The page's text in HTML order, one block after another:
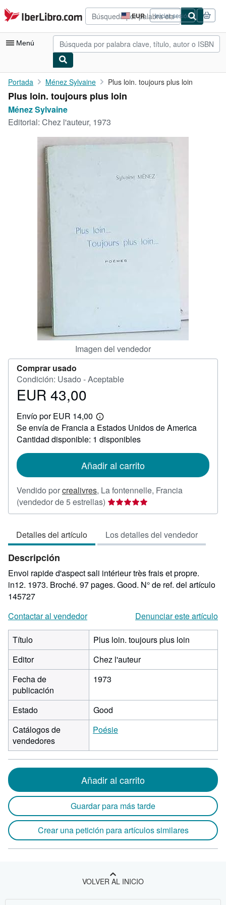
Pasar al contenido principal
IberLibro.com EUR
Preferencias
de
compra
del
Iniciar sesión
Menú
Mi cuenta
Consultar mis pedidos
Búsqueda avanzada
Libros antiguos
Arte y coleccionismo
Vendedores
Comenzar a vender
CERRAR
Portada Ménez Sylvaine Plus loin. toujours plus loin
Plus loin. toujours plus loin
Ménez Sylvaine
Editorial: Chez l'auteur, 1973
Imagen del vendedor
Comprar usado
Condición: Usado - Aceptable
Precio
43,00
EUR 43,00
Envío por EUR 14,00
Más
información
sobre
las
envío
Se envía de Francia a Estados Unidos de America
Cantidad disponible: 1 disponibles
Añadir al carrito
Vendido porcrealivres, La fontennelle, Francia
(vendedor de 5 estrellas) Calificación
del
5
de
estrellas
Detalles del artículo Los detalles del vendedor
Descripción
Envoi rapide d'aspect sali intérieur très frais et propre.
in12. 1973. Broché. 97 pages. Good. N° de ref. del artículo
145727
Contactar al vendedor
Denunciar este artículo
Título
Plus loin. toujours plus loin
Editor
Chez l'auteur
Fecha de
publicación
1973
Estado
Good
Catálogos de
vendedores
Poésie
Añadir al carrito
Guardar para más tarde
Crear una petición para artículos similares
VOLVER AL INICIO